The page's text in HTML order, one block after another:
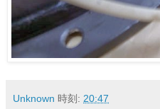
Unknown 時刻: 20:47